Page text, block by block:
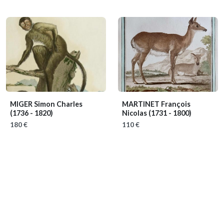
MIGER Simon Charles
(1736 - 1820)
180 €
MARTINET François
Nicolas (1731 - 1800)
110 €